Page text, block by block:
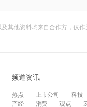
其他资料均来自合作方，仅
频道资讯
热点 上市公司 科技
产经
消费 观点